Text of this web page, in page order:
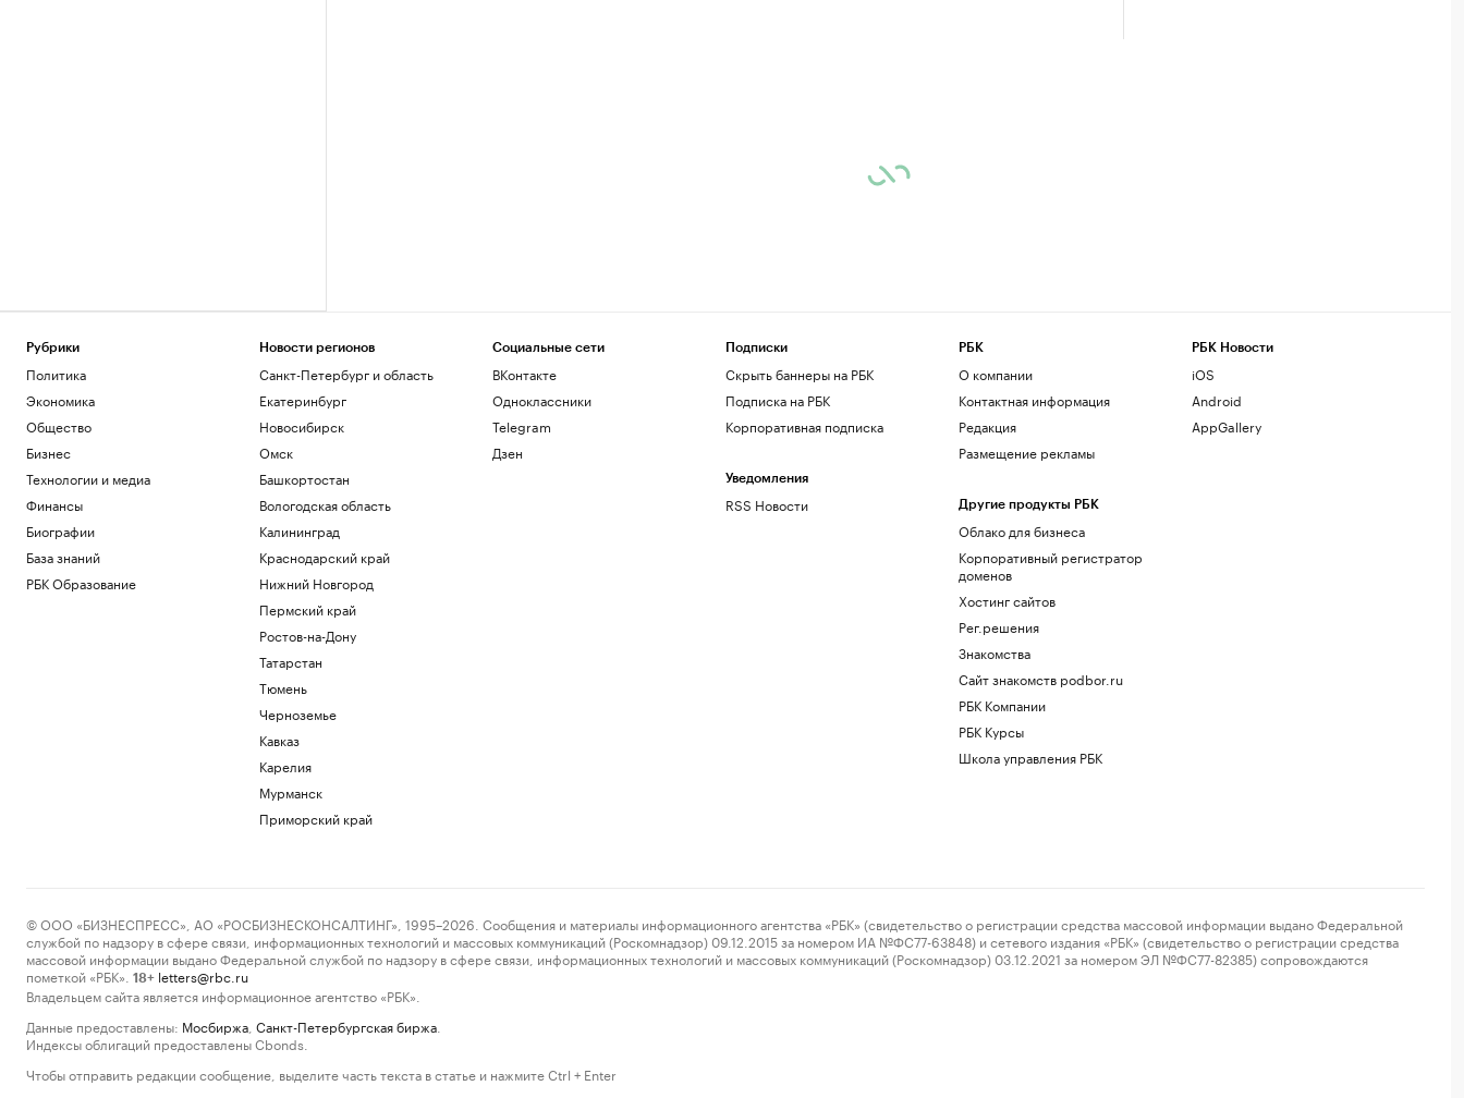
Рубрики
Политика
Экономика
Общество
Бизнес
Технологии и медиа
Финансы
Биографии
База знаний
РБК Образование
Новости регионов
Санкт-Петербург и область
Екатеринбург
Новосибирск
Омск
Башкортостан
Вологодская область
Калининград
Краснодарский край
Нижний Новгород
Пермский край
Ростов-на-Дону
Татарстан
Тюмень
Черноземье
Кавказ
Карелия
Мурманск
Приморский край
Социальные сети
ВКонтакте
Одноклассники
Telegram
Дзен
Подписки
Скрыть баннеры на РБК
Подписка на РБК
Корпоративная подписка
Уведомления
RSS Новости
РБК
О компании
Контактная информация
Редакция
Размещение рекламы
Другие продукты РБК
Облако для бизнеса
Корпоративный регистратор
доменов
Хостинг сайтов
Рег.решения
Знакомства
Сайт знакомств podbor.ru
РБК Компании
РБК Курсы
Школа управления РБК
РБК Новости
iOS
Android
AppGallery
© ООО «БИЗНЕСПРЕСС», АО «РОСБИЗНЕСКОНСАЛТИНГ», 1995–2026. Сообщения и материалы информационного агентства «РБК» (свидетельство о регистрации средства массовой информации выдано Федеральной
службой по надзору в сфере связи, информационных технологий и массовых коммуникаций (Роскомнадзор) 09.12.2015 за номером ИА №ФС77-63848) и сетевого издания «РБК» (свидетельство о регистрации средства
массовой информации выдано Федеральной службой по надзору в сфере связи, информационных технологий и массовых коммуникаций (Роскомнадзор) 03.12.2021 за номером ЭЛ №ФС77-82385) сопровождаются
пометкой «РБК».
18+ letters@rbc.ru
Владельцем сайта является информационное агентство «РБК».
Данные предоставлены: Мосбиржа Санкт-Петербургская биржа
Индексы облигаций предоставлены Cbonds.
Чтобы отправить редакции сообщение, выделите часть текста в статье и нажмите Ctrl + Enter